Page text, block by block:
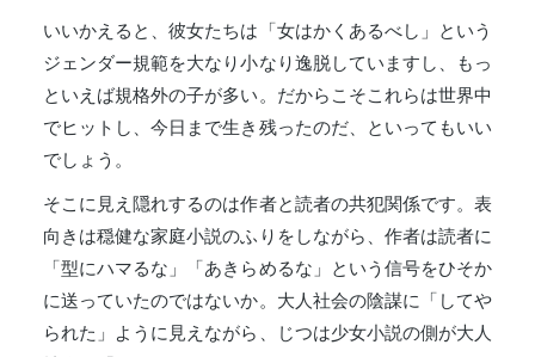
いいかえると、彼女たちは「女はかくあるべし」という
ジェンダー規範を大なり小なり逸脱していますし、もっ
といえば規格外の子が多い。だからこそこれらは世界中
でヒットし、今日まで生き残ったのだ、といってもいい
でしょう。
そこに見え隠れするのは作者と読者の共犯関係です。表
向きは穏健な家庭小説のふりをしながら、作者は読者に
「型にハマるな」「あきらめるな」という信号をひそか
に送っていたのではないか。大人社会の陰謀に「してや
られた」ように見えながら、じつは少女小説の側が大人